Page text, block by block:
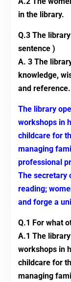
in the library.
Q.3 The
sentence )
A. 3 The
knowledge,
and reference.
The library
workshops in
childcare for
managing
professional
The secretary
reading;
and forge a
Q.1 For what
A.1 The
workshops in
childcare for
managing